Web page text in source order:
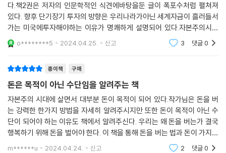
다.책2권은 저자의 인문학적인 식견에바탕을둔 글이 폭포수처럼 펼쳐져
있다. 향후 단기장기 투자의 방향은 우리나라가아닌 세계자금이 흘러들서
가는 미국에투자해야하는 이유가 명쾌하게 설명되어 있다.자본주의시스
템의 패권경쟁에서 미중충돌의이유와 향후질서재편등을 설명을 보면 달
러의막대한 영향력, 인공지능
o********5 2024.04.25. 신고 3 댓글0
종이책 구매
돈은 목적이 아닌 수단임을 알려주는 책
자본주의 시대에 살면서 대부분 돈이 목적이 되어 있다.작가님은 돈을 버
는 강력한 한가지 방법을 자세히 알려주시지만 또한 돈이 목적이 아닌 수
단이 되어야 하는 이유도 책에서 알려주신다. 우리는 왜 돈을 버는가 결국
행복하기 위해 돈을 벌어야 한다. 이 책을 통해 돈을 버는 법과 돈이 가지고
있는 진짜 목적까지 얻을 수 있을 것이라 확신한다. 이 책을 추천합니다~!!
m******u 2024.04.24. 신고 2 댓글0